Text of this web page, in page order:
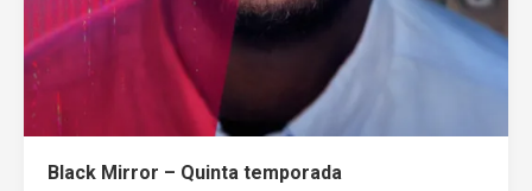
Black Mirror – Quinta temporada